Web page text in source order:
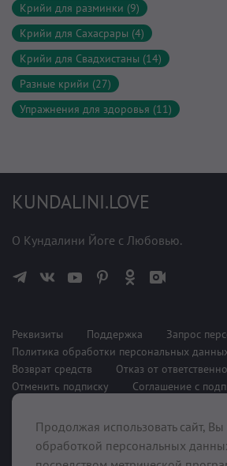
Крийи для разминки (9)
Крийи для Сахасрары (4)
Крийи для Свадхистаны (14)
Разные крийи (27)
Упражнения для здоровья (11)
KUNDALINI.LOVE
О Кундалини Йоге с Любовью.
Реквизиты Поддержка
Запрос
Политика обработки персональных
Возврат средств
Отказ от
Отменить подписку
Соглашение с
При
Продолжая использовать сайт, Вы
обработкой персональных